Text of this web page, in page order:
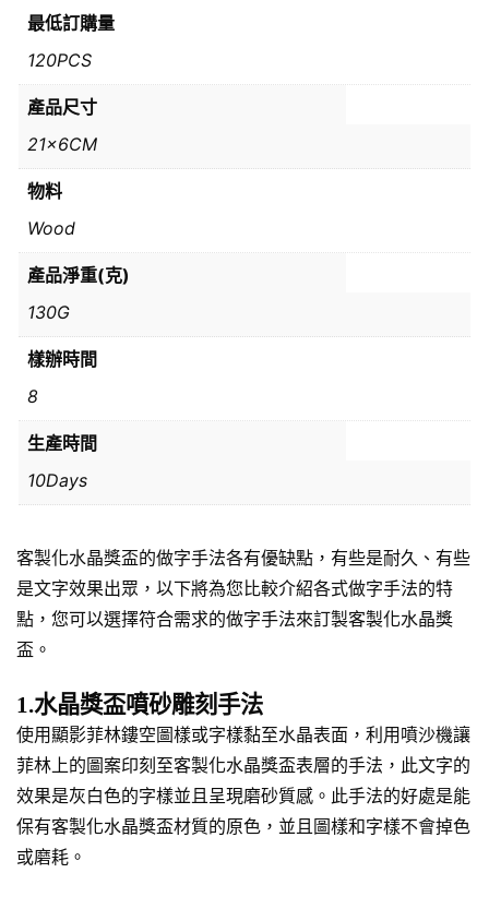
最低訂購量
120PCS
產品尺寸
21x6CM
物料
Wood
產品淨重(克)
130G
樣辦時間
8
生產時間
10Days
客製化水晶獎盃的做字手法各有優缺點，有些是耐久、有些
是文字效果出眾，以下將為您比較介紹各式做字手法的特
點，您可以選擇符合需求的做字手法來訂製客製化水晶獎
盃。
1.水晶獎盃噴砂雕刻手法
使用顯影菲林鏤空圖樣或字樣黏至水晶表面，利用噴沙機讓
菲林上的圖案印刻至客製化水晶獎盃表層的手法，此文字的
效果是灰白色的字樣並且呈現磨砂質感。此手法的好處是能
保有客製化水晶獎盃材質的原色，並且圖樣和字樣不會掉色
或磨耗。